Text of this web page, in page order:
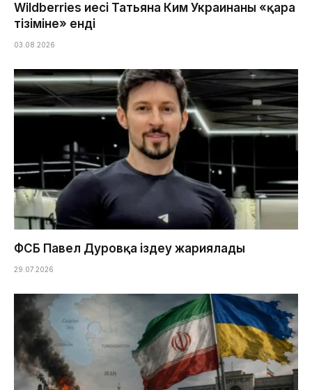
Wildberries иесі Татьяна Ким Украинаның «қара
тізіміне» енді
03.08.2026
ФСБ Павел Дуровқа іздеу жариялады
29.07.2026